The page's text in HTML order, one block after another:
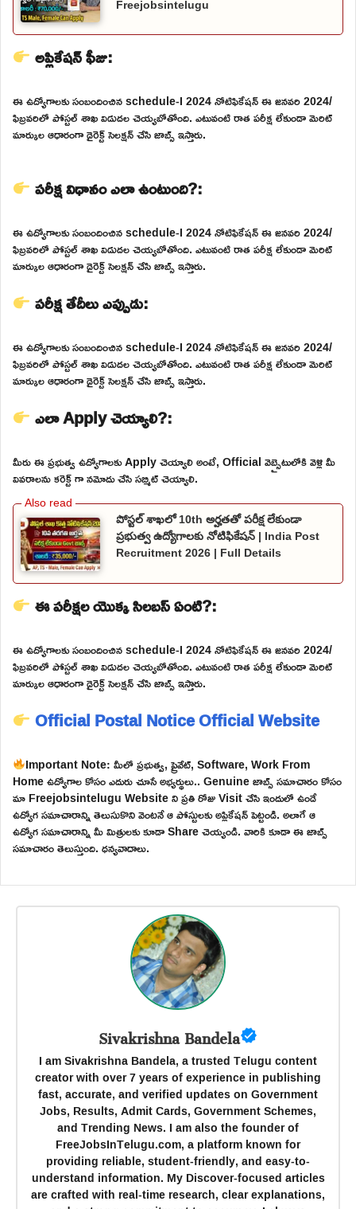
Freejobsintelugu
అప్లికేషన్ ఫీజు:
ఈ ఉద్యోగాలకు సంబందించిన schedule-I 2024 నోటిఫికేషన్ ఈ జనవరి 2024/
ఫిబ్రవరిలో పోస్టల్ శాఖ విడుదల చెయ్యబోతోంది. ఎటువంటి రాత పరీక్ష లేకుండా మెరిట్
మార్కుల ఆధారంగా డైరెక్ట్ సెలక్షన్ చేసి జాబ్స్ ఇస్తారు.
పరీక్ష విధానం ఎలా ఉంటుంది?:
ఈ ఉద్యోగాలకు సంబందించిన schedule-I 2024 నోటిఫికేషన్ ఈ జనవరి 2024/
ఫిబ్రవరిలో పోస్టల్ శాఖ విడుదల చెయ్యబోతోంది. ఎటువంటి రాత పరీక్ష లేకుండా మెరిట్
మార్కుల ఆధారంగా డైరెక్ట్ సెలక్షన్ చేసి జాబ్స్ ఇస్తారు.
పరీక్ష తేదీలు ఎప్పుడు:
ఈ ఉద్యోగాలకు సంబందించిన schedule-I 2024 నోటిఫికేషన్ ఈ జనవరి 2024/
ఫిబ్రవరిలో పోస్టల్ శాఖ విడుదల చెయ్యబోతోంది. ఎటువంటి రాత పరీక్ష లేకుండా మెరిట్
మార్కుల ఆధారంగా డైరెక్ట్ సెలక్షన్ చేసి జాబ్స్ ఇస్తారు.
ఎలా Apply చెయ్యాలి?:
మీరు ఈ ప్రభుత్వ ఉద్యోగాలకు Apply చెయ్యాలి అంటే, Official వెబ్సైటులోకి వెళ్లి మీ
వివరాలను కరెక్ట్ గా నమోదు చేసి సబ్మిట్ చెయ్యాలి.
పోస్టల్ శాఖలో 10th అర్హతతో పరీక్ష లేకుండా
ప్రభుత్వ ఉద్యోగాలకు నోటిఫికేషన్ | India Post
Recruitment 2026 | Full Details
ఈ పరీక్షల యొక్క సిలబస్ ఏంటి?:
ఈ ఉద్యోగాలకు సంబందించిన schedule-I 2024 నోటిఫికేషన్ ఈ జనవరి 2024/
ఫిబ్రవరిలో పోస్టల్ శాఖ విడుదల చెయ్యబోతోంది. ఎటువంటి రాత పరీక్ష లేకుండా మెరిట్
మార్కుల ఆధారంగా డైరెక్ట్ సెలక్షన్ చేసి జాబ్స్ ఇస్తారు.
Official Postal NoticeOfficial Website
Important Note: మీలో ప్రభుత్వ, ప్రైవేట్, Software, Work From
Home ఉద్యోగాల కోసం ఎదురు చూసే అభ్యర్థులు.. Genuine జాబ్స్ సమాచారం కోసం
మా Freejobsintelugu Website ని ప్రతి రోజు Visit చేసి ఇందులో ఉండే
ఉద్యోగ సమాచారాన్ని తెలుసుకొని వెంటనే ఆ పోస్టులకు అప్లికేషన్ పెట్టండి. అలాగే ఆ
ఉద్యోగ సమాచారాన్ని మీ మిత్రులకు కూడా Share చెయ్యండి. వారికి కూడా ఈ జాబ్స్
సమాచారం తెలుస్తుంది. ధన్యవాదాలు.
Sivakrishna Bandela
I am Sivakrishna Bandela, a trusted Telugu content
creator with over 7 years of experience in publishing
fast, accurate, and verified updates on Government
Jobs, Results, Admit Cards, Government Schemes,
and Trending News. I am also the founder of
FreeJobsInTelugu.com, a platform known for
providing reliable, student-friendly, and easy-to-
understand information. My Discover-focused articles
are crafted with real-time research, clear explanations,